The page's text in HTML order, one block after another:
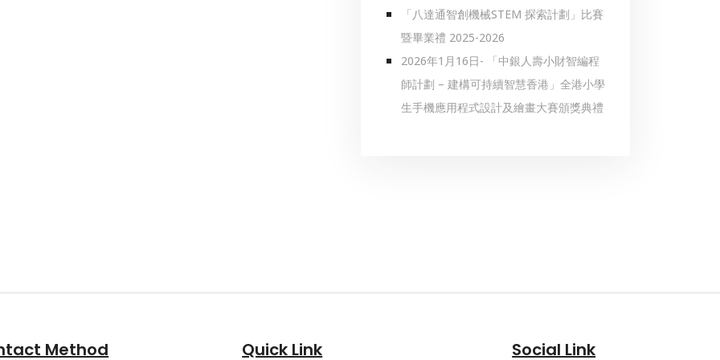
「八達通智創機械STEM 探索計劃」比賽
暨畢業禮 2025-2026
2026年1月16日- 「中銀人壽小財智編程
師計劃 – 建構可持續智慧香港」全港小學
生手機應用程式設計及繪畫大賽頒獎典禮
Method Quick Link Social Link